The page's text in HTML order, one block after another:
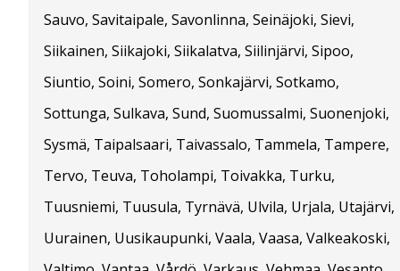
Sauvo, Savitaipale, Savonlinna, Seinäjoki, Sievi,
Siikainen, Siikajoki, Siikalatva, Siilinjärvi, Sipoo,
Siuntio, Soini, Somero, Sonkajärvi, Sotkamo,
Sottunga, Sulkava, Sund, Suomussalmi, Suonenjoki,
Sysmä, Taipalsaari, Taivassalo, Tammela, Tampere,
Tervo, Teuva, Toholampi, Toivakka, Turku,
Tuusniemi, Tuusula, Tyrnävä, Ulvila, Urjala, Utajärvi,
Uurainen, Uusikaupunki, Vaala, Vaasa, Valkeakoski,